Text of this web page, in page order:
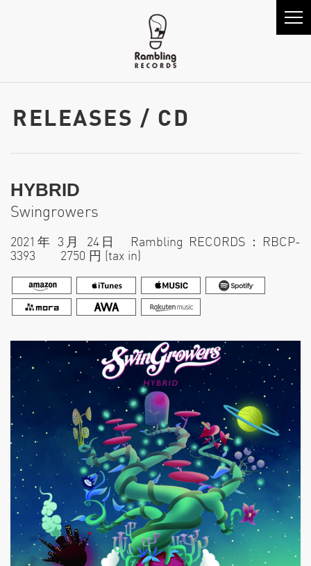
RELEASES / CD
HYBRID
Swingrowers
2021年 3月 24日 Rambling RECORDS：RBCP-
3393 2750 円 (tax in)